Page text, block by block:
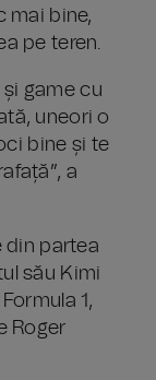
mai bine,
pe teren.
game cu
uneori o
bine și te
a
din partea
său Kimi
1,
Roger